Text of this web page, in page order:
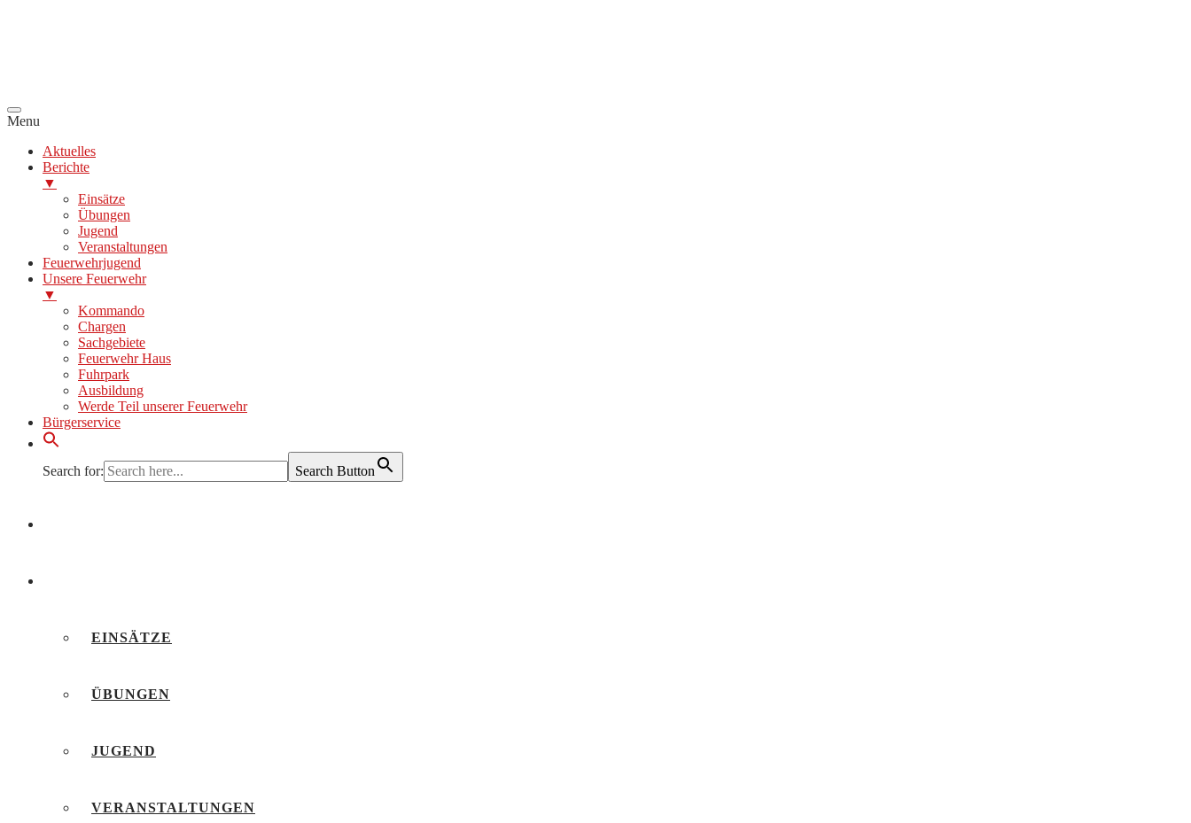
Menu
Aktuelles
Berichte
▼
Einsätze
Übungen
Jugend
Veranstaltungen
Feuerwehrjugend
Unsere Feuerwehr
▼
Kommando
Chargen
Sachgebiete
Feuerwehr Haus
Fuhrpark
Ausbildung
Werde Teil unserer Feuerwehr
Bürgerservice
Search for: Search Button
EINSÄTZE
ÜBUNGEN
JUGEND
VERANSTALTUNGEN